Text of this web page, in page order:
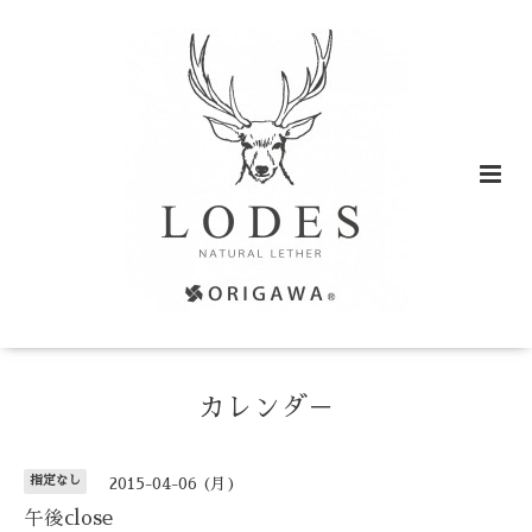
カレンダ－
指定なし 2015-04-06 (月)
午後close